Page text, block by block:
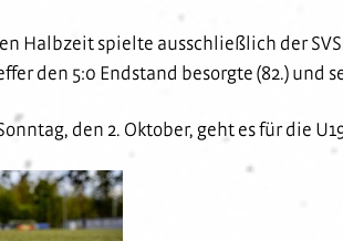
Halbzeit spielte ausschließlich der
den 5:0 Endstand besorgte (82.) und
den 2. Oktober, geht es für die